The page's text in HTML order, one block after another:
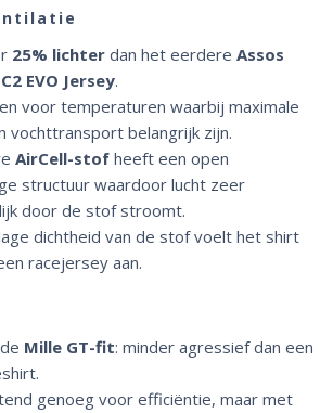
25% lichterdan het eerdere Assos
EVO Jersey.
voor temperaturen waarbij maximale
vochttransport belangrijk zijn.
AirCell-stofheeft een open
structuur waardoor lucht zeer
door de stof stroomt.
dichtheid van de stof voelt het shirt
racejersey aan.
Mille GT-fit: minder agressief dan een
genoeg voor efficiëntie, maar met